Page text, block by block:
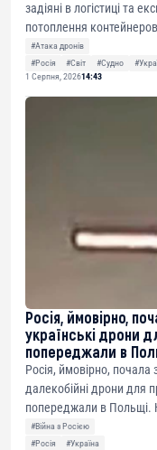
задіяні в логістиці та
потоплення
#Атака дронів
#Росія
#Світ #Судно
1 Серпня, 202614:43
Росія, ймовірно,
українські дрони
попереджали в
Росія, ймовірно, почала
далекобійні дрони для
попереджали в Польщі.
#Війна з Росією
#Росія
#Україна